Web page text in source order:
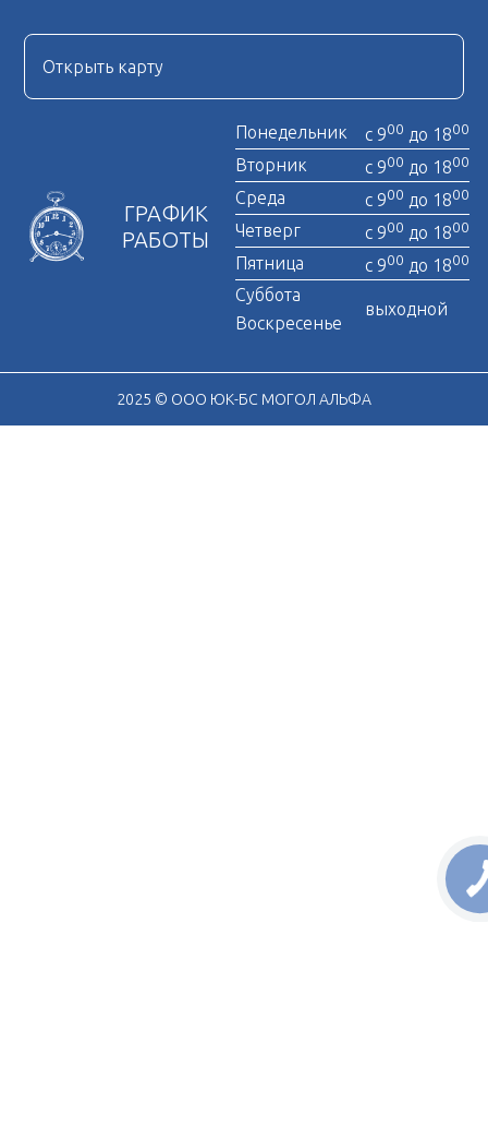
Открыть карту
ГРАФИК
РАБОТЫ
Понедельник с 900 до 1800
Вторник с 900 до 1800
Среда с 900 до 1800
Четверг с 900 до 1800
Пятница с 900 до 1800
Суббота
выходной
Воскресенье
2025 © ООО ЮК-БС МОГОЛ АЛЬФА